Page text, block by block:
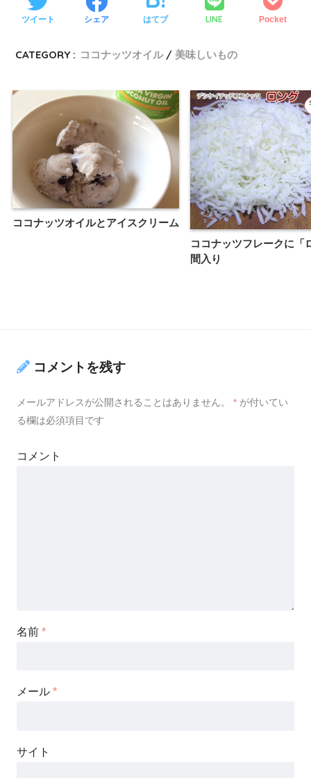
ツイート シェア はてブ LINE Pocket
CATEGORY : ココナッツオイル 美味しいもの
ココナッツオイルとアイスクリーム
ココナッツフレークに「
間入り
コメントを残す
メールアドレスが公開されることはありません。 * が付いてい
る欄は必須項目です
コメント
名前 *
メール *
サイト